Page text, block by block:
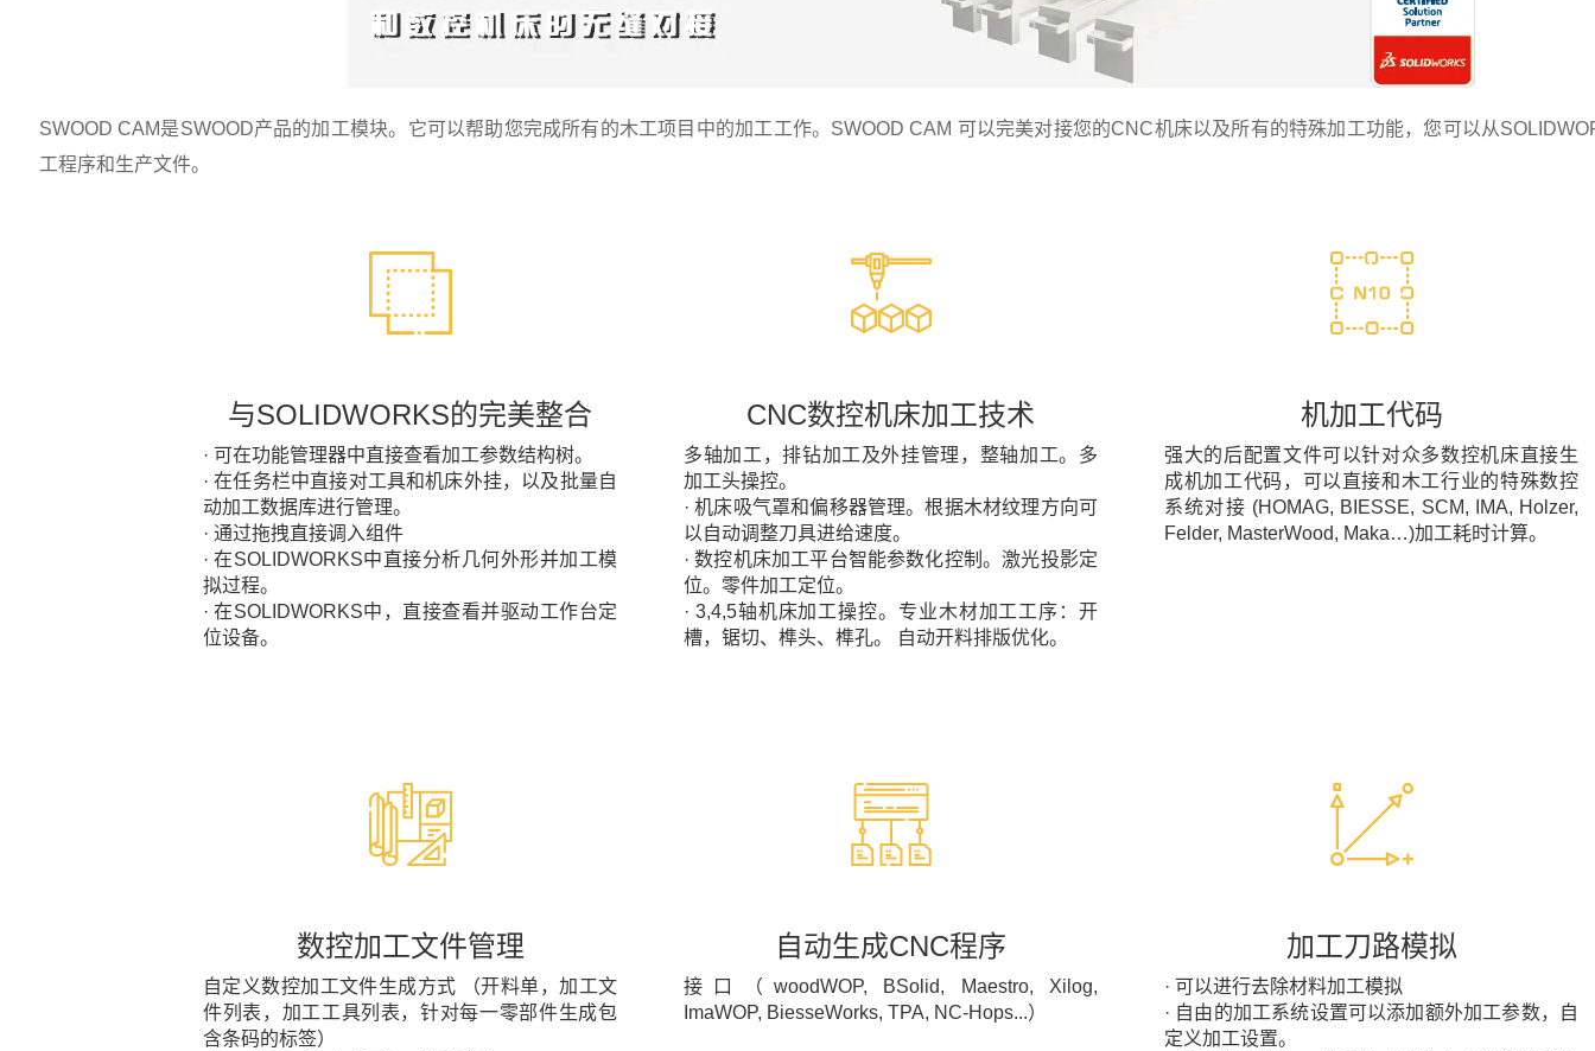
SWOOD CAM是SWOOD产品的加工模块。它可以帮助您完成所有的木工项目中的加工工作。SWOOD CAM 可以完美对接您的CNC机床以及所有的特殊加工功能，您可以从
工程序和生产文件。
与SOLIDWORKS的完美整合
· 可在功能管理器中直接查看加工参数结构树。
· 在任务栏中直接对工具和机床外挂，以及批量自
动加工数据库进行管理。
· 通过拖拽直接调入组件
· 在SOLIDWORKS中直接分析几何外形并加工模
拟过程。
· 在SOLIDWORKS中，直接查看并驱动工作台定
位设备。
CNC数控机床加工技术
多轴加工，排钻加工及外挂管理，整轴加工。多
加工头操控。
· 机床吸气罩和偏移器管理。根据木材纹理方向可
以自动调整刀具进给速度。
· 数控机床加工平台智能参数化控制。激光投影定
位。零件加工定位。
· 3,4,5轴机床加工操控。专业木材加工工序：开
槽，锯切、榫头、榫孔。 自动开料排版优化。
机加工代码
强大的后配置文件可以针对众多数控机床直接生
成机加工代码，可以直接和木工行业的特殊数控
系统对接 (HOMAG, BIESSE, SCM, IMA, Holzer,
Felder, MasterWood, Maka…)加工耗时计算。
数控加工文件管理
自定义数控加工文件生成方式 （开料单，加工文
件列表，加工工具列表，针对每一零部件生成包
含条码的标签）
自动生成CNC程序
接口（woodWOP, BSolid, Maestro, Xilog,
ImaWOP, BiesseWorks, TPA, NC-Hops...）
加工刀路模拟
· 可以进行去除材料加工模拟
· 自由的加工系统设置可以添加额外加工参数，自
定义加工设置。